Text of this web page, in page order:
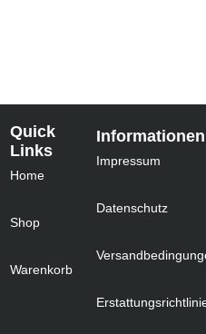
Quick
Links
Home
Shop
Warenkorb
Informationen
Impressum
Datenschutz